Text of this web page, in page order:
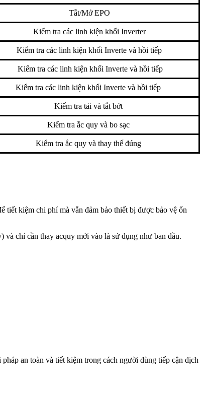
Tắt/Mở EPO
Kiểm tra các linh kiện khối Inverter
Kiểm tra các linh kiện khối Inverte và hồi tiếp
Kiểm tra các linh kiện khối Inverte và hồi tiếp
Kiểm tra các linh kiện khối Inverte và hồi tiếp
Kiểm tra tải và tắt bớt
Kiểm tra ắc quy và bo sạc
Kiểm tra ắc quy và thay thế đúng
tiết kiệm chi phí mà vẫn đảm bảo thiết bị được bảo vệ ổn
và chỉ cần thay acquy mới vào là sử dụng như ban đầu.
an toàn và tiết kiệm trong cách người dùng tiếp cận dịch